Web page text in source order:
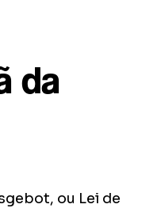
da
ou Lei de